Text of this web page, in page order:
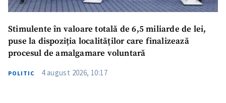
Stimulente în valoare totală de 6,5 miliarde de lei,
puse la dispoziția localităților care finalizează
procesul de amalgamare voluntară
POLITIC 4 august 2026, 10:17